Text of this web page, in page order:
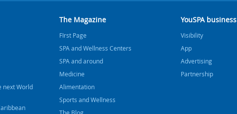
next World
The Magazine
FIrst Page
SPA and Wellness Centers
SPA and around
Medicine
Alimentation
Sports and Wellness
YouSPA business
Visibility
App
Advertising
Partnership